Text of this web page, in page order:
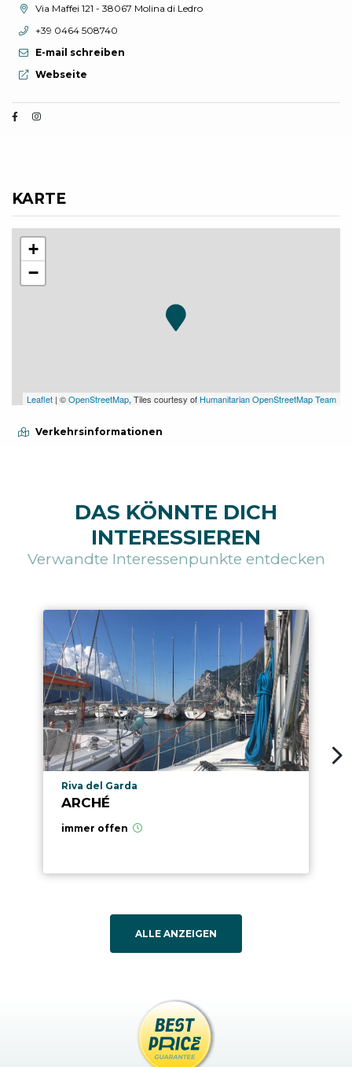
aria.location:
Via Maffei 121 - 38067 Molina di Ledro
aria.phone:
+39 0464 508740
E-mail schreiben
aria.website:
Webseite
KARTE
+
−
Leaflet | ©OpenStreetMap, Tiles courtesy of Humanitarian OpenStreetMap Team
Verkehrsinformationen
DAS KÖNNTE DICH
INTERESSIEREN
Verwandte Interessenpunkte entdecken
aria.poi_location_prefix
Riva del Garda
ARCHÉ
immer offen
ALLE ANZEIGEN